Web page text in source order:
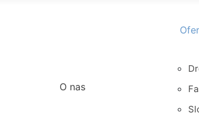
O nas